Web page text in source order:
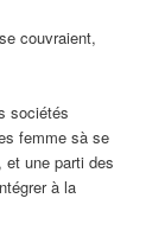
couvraient,
sociétés
femme sà se
une parti des
à la